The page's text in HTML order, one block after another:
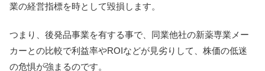
業の経営指標を時として毀損します。
つまり、後発品事業を有する事で、同業他社の新薬専業メー
カーとの比較で利益率やROIなどが見劣りして、株価の低迷
の危惧が強まるのです。